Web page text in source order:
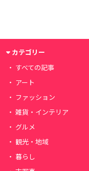
カテゴリー
すべての記事
アート
ファッション
雑貨・インテリア
グルメ
観光・地域
暮らし